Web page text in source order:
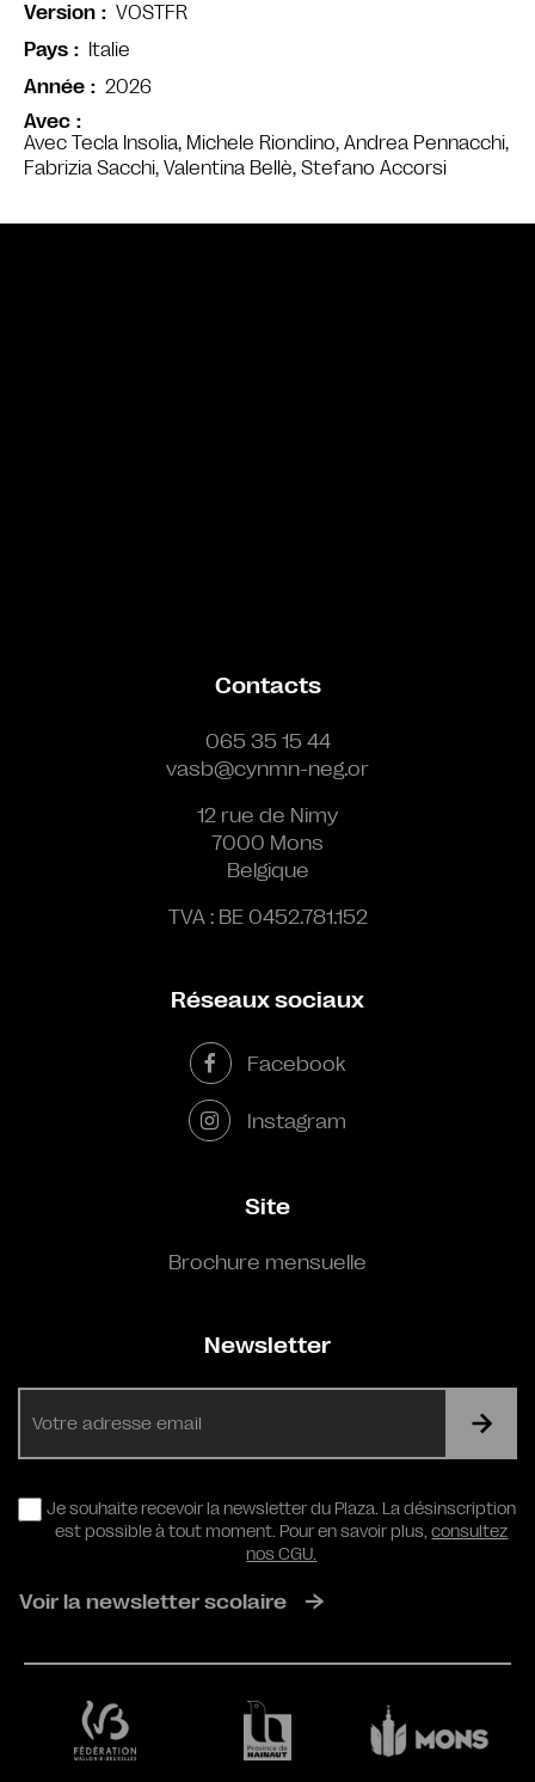
Avec
Avec Tecla Insolia, Michele Riondino, Andrea Pennacchi,
Fabrizia Sacchi, Valentina Bellè, Stefano Accorsi
Version
VOSTFR
Pays
Italie
Année
2026
Contacts
065 35 15 44
vasb@cynmn-neg.or
12 rue de Nimy
7000 Mons
Belgique
TVA : BE 0452.781.152
Réseaux sociaux
Facebook
Instagram
Site
Brochure mensuelle
Newsletter
RGPD
Je souhaite recevoir la newsletter du Plaza. La désinscription
est possible à tout moment. Pour en savoir plus,consultez
nos CGU.
Voir la newsletter scolaire